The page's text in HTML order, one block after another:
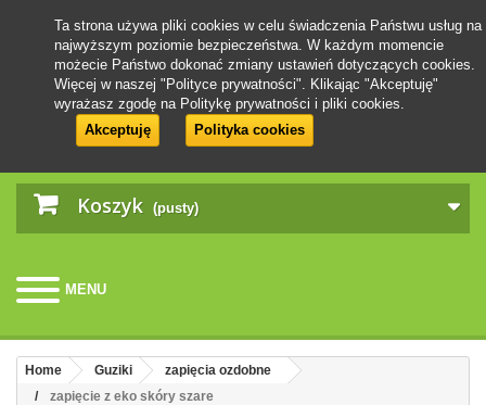
Koszyk (pusty)
MENU
Ta strona używa pliki cookies w celu świadczenia Państwu usług na
najwyższym poziomie bezpieczeństwa. W każdym momencie
możecie Państwo dokonać zmiany ustawień dotyczących cookies.
Więcej w naszej "Polityce prywatności". Klikając "Akceptuję"
wyrażasz zgodę na Politykę prywatności i pliki cookies.
Akceptuję
Polityka cookies
Home Guziki
zapięcia ozdobne
zapięcie z eko skóry szare